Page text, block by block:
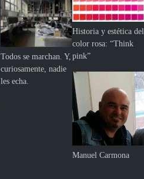
Todos se marchan. Y,
curiosamente, nadie
les echa.
Historia y estética del
color rosa: “Think
pink”
Manuel Carmona